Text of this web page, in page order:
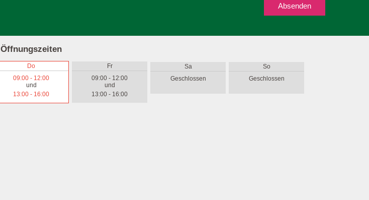
Absenden
Öffnungszeiten
Do
09:00 - 12:00
und
13:00 - 16:00
Fr
09:00 - 12:00
und
13:00 - 16:00
Sa
Geschlossen
So
Geschlossen